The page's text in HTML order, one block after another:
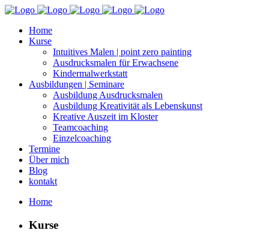
Home
Kurse
Intu­itives Malen | point zero painting
Aus­drucks­malen für Erwachsene
Kin­der­mal­w­erk­statt
Aus­bil­dun­gen | Seminare
Aus­bil­dung Ausdrucksmalen
Aus­bil­dung Kreativ­ität als Lebenskunst
Kreative Auszeit im Kloster
Team­coach­ing
Einzel­coach­ing
Ter­mine
Über mich
Blog
kon­takt
Home
Kurse